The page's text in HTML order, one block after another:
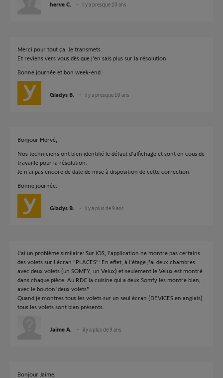
herve C. il y a presque 10 ans
Merci pour tout ça. Je transmets.
Et reviens vers vous dès que j'en sais plus sur la résolution.
Bonne journée et bon week-end.
Gladys B. il y a presque 10 ans
Bonjour Hervé,
Nos techniciens ont bien identifié le défaut d'affichage et sont en cous de
travaille pour la résolution.
Je n'ai pas encore de date de mise à disposition de cette correction.
Bonne journée.
Gladys B. il y a plus de 9 ans
J'ai un problème similaire: Sur iOS, l'application ne montre pas certains
des volets sur l'écran "PLACES": En effet, à l'étage j'ai deux chambres
avec deux volets (un SOMFY, un Velux) et seulement le Velux est montré
dans chaque pièce. Au RDC la cuisine qui a deux Somfy les montre bien,
avec le bouton"deux volets".
Quand je montres tous les volets sur un seul écran (DEVICES en anglais)
tous les volets sont bien présents.
Jaime A. il y a plus de 9 ans
Bonjour Jaime,